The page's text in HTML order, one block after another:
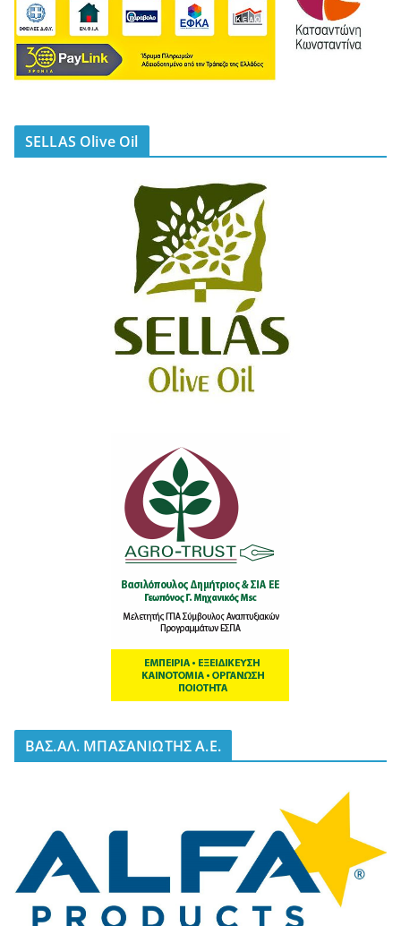
SELLAS Olive Oil
BΑΣ.ΑΛ. ΜΠΑΣΑΝΙΩΤΗΣ Α.Ε.